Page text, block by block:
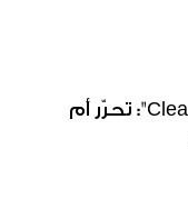
موضة الـ "Clean Girl": تحرّر أم